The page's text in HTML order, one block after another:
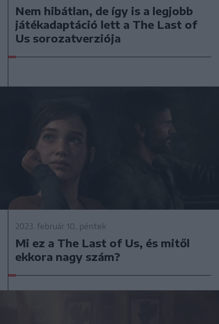
Nem hibátlan, de így is a legjobb
játékadaptáció lett a The Last of
Us sorozatverziója
2023. február 10., péntek
Mi ez a The Last of Us, és mitől
ekkora nagy szám?